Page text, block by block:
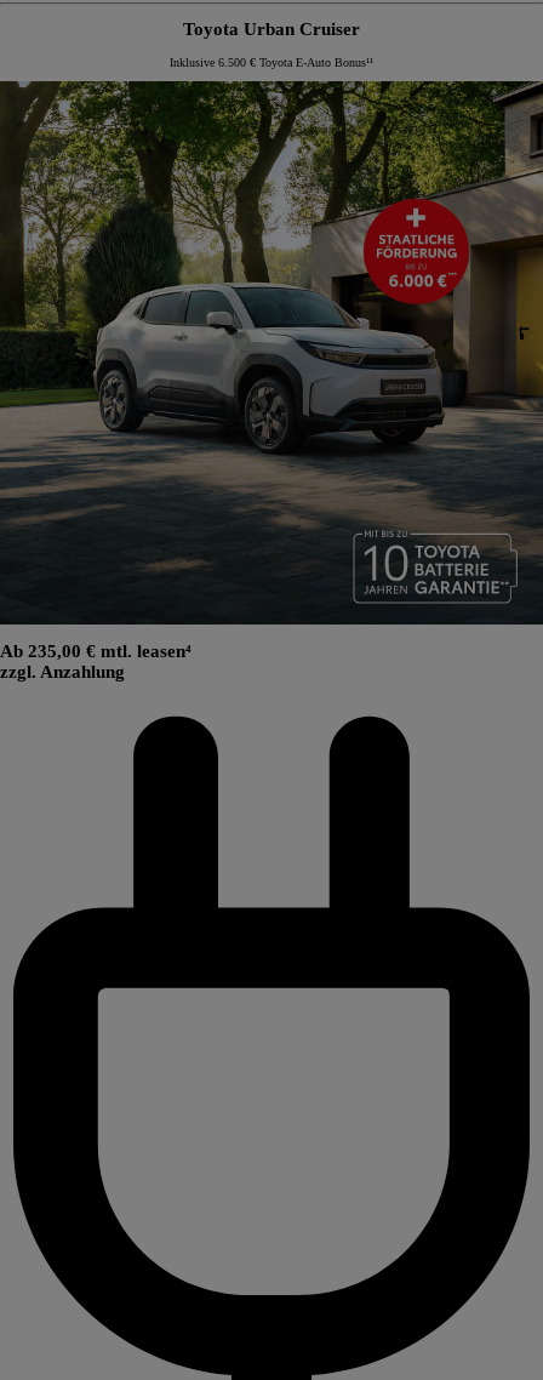
Toyota Urban Cruiser
Inklusive 6.500 € Toyota E-Auto Bonus¹¹
Ab 235,00 € mtl. leasen⁴
zzgl. Anzahlung